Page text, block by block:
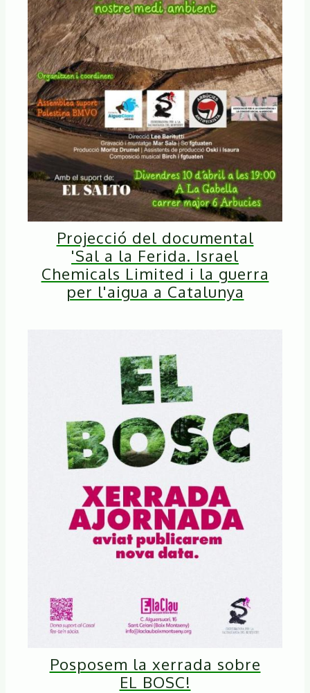
Projecció del documental
'Sal a la Ferida. Israel
Chemicals Limited i la guerra
per l'aigua a Catalunya
Posposem la xerrada sobre
EL BOSC!